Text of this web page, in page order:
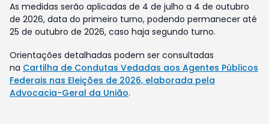
As medidas serão aplicadas de 4 de julho a 4 de outubro
de 2026, data do primeiro turno, podendo permanecer até
25 de outubro de 2026, caso haja segundo turno.
Orientações detalhadas podem ser consultadas
na Cartilha de Condutas Vedadas aos Agentes Públicos
Federais nas Eleições de 2026, elaborada pela
Advocacia-Geral da União.